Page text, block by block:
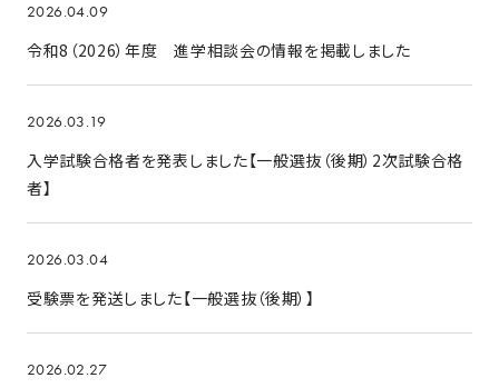
2026.04.09
令和8（2026）年度 進学相談会の情報を掲載しました
2026.03.19
入学試験合格者を発表しました【一般選抜（後期）2次試験合格
者】
2026.03.04
受験票を発送しました【一般選抜（後期）】
2026.02.27